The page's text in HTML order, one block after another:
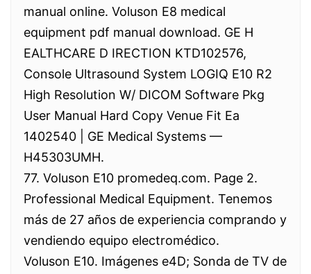
manual online. Voluson E8 medical
equipment pdf manual download. GE H
EALTHCARE D IRECTION KTD102576,
Console Ultrasound System LOGIQ E10 R2
High Resolution W/ DICOM Software Pkg
User Manual Hard Copy Venue Fit Ea
1402540 | GE Medical Systems —
H45303UMH.
77. Voluson E10 promedeq.com. Page 2.
Professional Medical Equipment. Tenemos
más de 27 años de experiencia comprando y
vendiendo equipo electromédico.
Voluson E10. Imágenes e4D; Sonda de TV de